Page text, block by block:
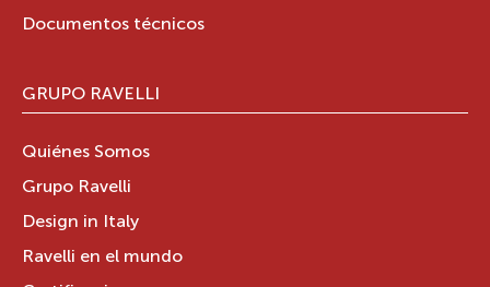
Documentos técnicos
GRUPO RAVELLI
Quiénes Somos
Grupo Ravelli
Design in Italy
Ravelli en el mundo